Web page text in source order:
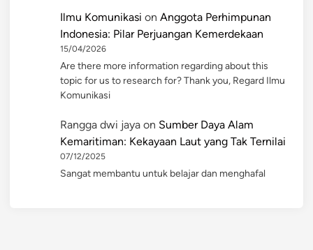
Ilmu Komunikasi on Anggota Perhimpunan
Indonesia: Pilar Perjuangan Kemerdekaan
15/04/2026
Are there more information regarding about this
topic for us to research for? Thank you, Regard Ilmu
Komunikasi
Rangga dwi jaya on Sumber Daya Alam
Kemaritiman: Kekayaan Laut yang Tak Ternilai
07/12/2025
Sangat membantu untuk belajar dan menghafal